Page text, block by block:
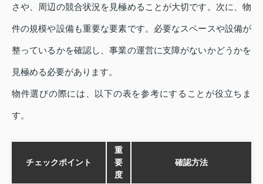
さや、周辺の競合状況を見極めることが大切です。次に、物
件の規模や設備も重要な要素です。必要なスペースや設備が
整っているかを確認し、事業の運営に支障がないかどうかを
見極める必要があります。
物件選びの際には、以下の表を参考にすることが役立ちま
す。
チェックポイント
重
要
度
確認方法